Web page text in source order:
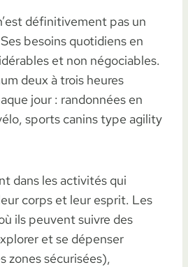
définitivement pas un
besoins quotidiens en
et non négociables.
deux à trois heures
jour : randonnées en
sports canins type agility
dans les activités qui
corps et leur esprit. Les
ils peuvent suivre des
et se dépenser
zones sécurisées),